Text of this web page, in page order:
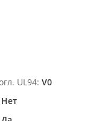
UL94: V0
Нет